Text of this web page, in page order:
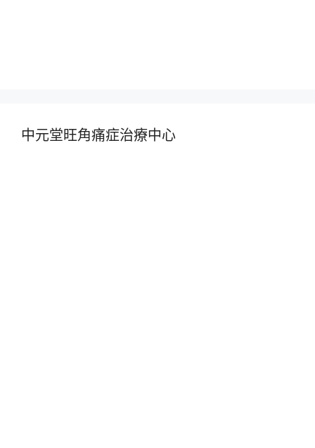
中元堂旺角痛症治療中心